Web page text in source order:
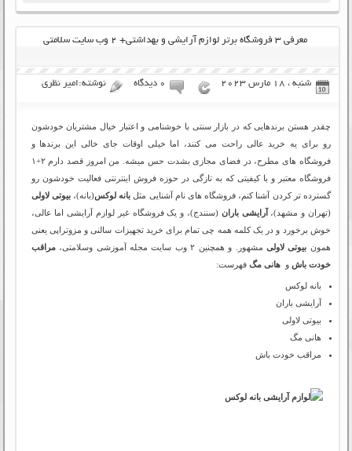
معرفی ۳ فروشگاه برتر لوازم آرایشی و بهداشتی+ ۲ وب سایت سلامتی
شنبه ، 18 مارس 2023 ۰ دیدگاه نوشته:امیر نظری
چقدر هستن برندهایی که در بازار سنتی با خوشنامی و اعتبار خیال مشتریان خودشون
رو برای یه خرید عالی راحت می کنند، اما خیلی اوقات جای خالی این برندها و
فروشگاه های مطرح، در فضای مجازی بشدت حس میشه. من امروز قصد دارم ۲+۱
فروشگاه معتبر و با کیفیتی که به تازگی در حوزه فروش اینترنتی فعالیت خودشون رو
گسترده تر کردن آشنا کنم، فروشگاه های نام آشنایی مثل بانه لوکس(بانه)،بیوتی لاولی
(تهران و مشهد)،آرایشی باران (سنندج)، و یک فروشگاه غیر لوازم آرایشی اما عالی،
خوش برخورد و در یک کلمه همه چی تمام برای خرید تجهیزات سالنی و مزوتراپی یعنی
همون بیوتی لاولیمشهور. و همچنین ۲ وب سایت مجله آموزشی وسلامتی،
مراقب
خودت باش و هانی مگ فهرست:
بانه لوکس
آرایشی باران
بیوتی لاولی
هانی مگ
مراقب خودت باش